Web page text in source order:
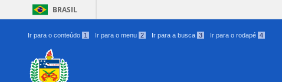
BRASIL
Ir para o conteúdo 1 Ir para o menu 2 Ir para a busca 3 Ir para o rodapé 4